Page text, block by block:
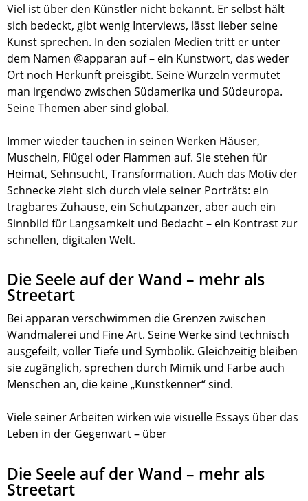
Viel ist über den Künstler nicht bekannt. Er selbst hält
sich bedeckt, gibt wenig Interviews, lässt lieber seine
Kunst sprechen. In den sozialen Medien tritt er unter
dem Namen @apparan auf – ein Kunstwort, das weder
Ort noch Herkunft preisgibt. Seine Wurzeln vermutet
man irgendwo zwischen Südamerika und Südeuropa.
Seine Themen aber sind global.
Immer wieder tauchen in seinen Werken Häuser,
Muscheln, Flügel oder Flammen auf. Sie stehen für
Heimat, Sehnsucht, Transformation. Auch das Motiv der
Schnecke zieht sich durch viele seiner Porträts: ein
tragbares Zuhause, ein Schutzpanzer, aber auch ein
Sinnbild für Langsamkeit und Bedacht – ein Kontrast zur
schnellen, digitalen Welt.
Die Seele auf der Wand – mehr als
Streetart
Bei apparan verschwimmen die Grenzen zwischen
Wandmalerei und Fine Art. Seine Werke sind technisch
ausgefeilt, voller Tiefe und Symbolik. Gleichzeitig bleiben
sie zugänglich, sprechen durch Mimik und Farbe auch
Menschen an, die keine „Kunstkenner“ sind.
Viele seiner Arbeiten wirken wie visuelle Essays über das
Leben in der Gegenwart – über
Die Seele auf der Wand – mehr als
Streetart